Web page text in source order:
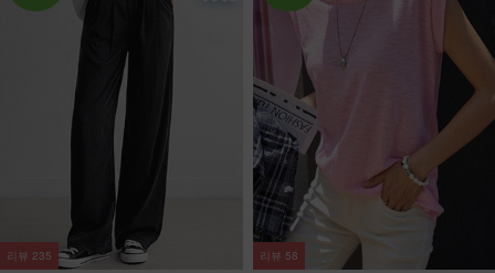
리뷰 235 리뷰 58